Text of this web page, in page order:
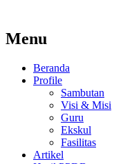
Menu
Beranda
Profile
Sambutan
Visi & Misi
Guru
Ekskul
Fasilitas
Artikel